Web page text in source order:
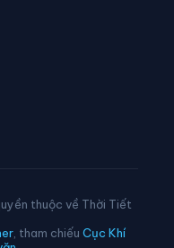
Yên Hòa
thuộc về Thời Tiết
, tham chiếu Cục Khí